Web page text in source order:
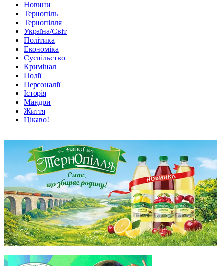
Новини
Тернопіль
Тернопілля
Україна/Світ
Політика
Економіка
Суспільство
Кримінал
Події
Персоналії
Історія
Мандри
Життя
Цікаво!